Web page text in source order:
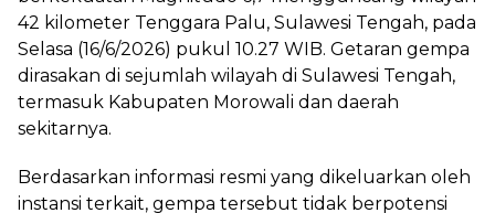
42 kilometer Tenggara Palu, Sulawesi Tengah, pada
Selasa (16/6/2026) pukul 10.27 WIB. Getaran gempa
dirasakan di sejumlah wilayah di Sulawesi Tengah,
termasuk Kabupaten Morowali dan daerah
sekitarnya.
Berdasarkan informasi resmi yang dikeluarkan oleh
instansi terkait, gempa tersebut tidak berpotensi